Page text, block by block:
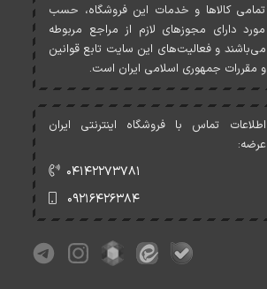
تمامی کالاها و خدمات اين فروشگاه، حسب
مورد دارای مجوزهای لازم از مراجع مربوطه
می‌باشند و فعاليت‌های اين سايت تابع قوانين
و مقررات جمهوری اسلامی ايران است.
اطلاعات تماس با فروشگاه اینترنتی ایران
عرضه:
۰۴۱۴۲۲۷۳۷۸۱
۰۹۲۱۶۴۲۶۳۸۴